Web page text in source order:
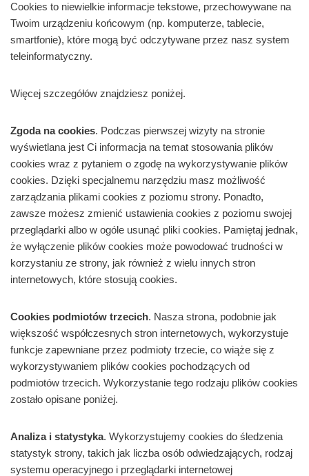
Cookies to niewielkie informacje tekstowe, przechowywane na
Twoim urządzeniu końcowym (np. komputerze, tablecie,
smartfonie), które mogą być odczytywane przez nasz system
teleinformatyczny.
Więcej szczegółów znajdziesz poniżej.
Zgoda na cookies. Podczas pierwszej wizyty na stronie
wyświetlana jest Ci informacja na temat stosowania plików
cookies wraz z pytaniem o zgodę na wykorzystywanie plików
cookies. Dzięki specjalnemu narzędziu masz możliwość
zarządzania plikami cookies z poziomu strony. Ponadto,
zawsze możesz zmienić ustawienia cookies z poziomu swojej
przeglądarki albo w ogóle usunąć pliki cookies. Pamiętaj jednak,
że wyłączenie plików cookies może powodować trudności w
korzystaniu ze strony, jak również z wielu innych stron
internetowych, które stosują cookies.
Cookies podmiotów trzecich. Nasza strona, podobnie jak
większość współczesnych stron internetowych, wykorzystuje
funkcje zapewniane przez podmioty trzecie, co wiąże się z
wykorzystywaniem plików cookies pochodzących od
podmiotów trzecich. Wykorzystanie tego rodzaju plików cookies
zostało opisane poniżej.
Analiza i statystyka. Wykorzystujemy cookies do śledzenia
statystyk strony, takich jak liczba osób odwiedzających, rodzaj
systemu operacyjnego i przeglądarki internetowej